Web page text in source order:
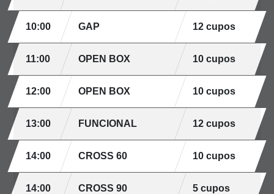
10:00 GAP 12 cupos
11:00 OPEN BOX 10 cupos
12:00 OPEN BOX 10 cupos
13:00 FUNCIONAL 12 cupos
14:00 CROSS 60 10 cupos
14:00 CROSS 90 5 cupos